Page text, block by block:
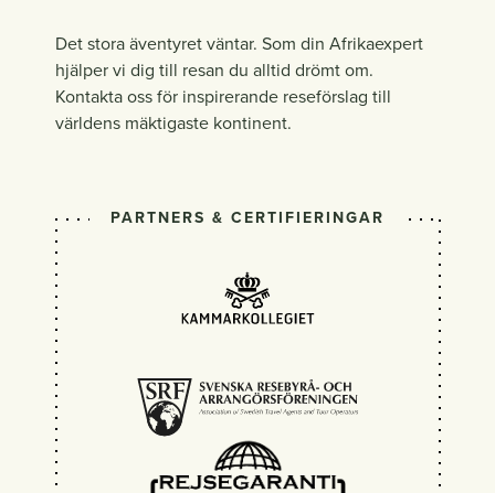
Det stora äventyret väntar. Som din Afrikaexpert
hjälper vi dig till resan du alltid drömt om.
Kontakta oss för inspirerande reseförslag till
världens mäktigaste kontinent.
PARTNERS & CERTIFIERINGAR